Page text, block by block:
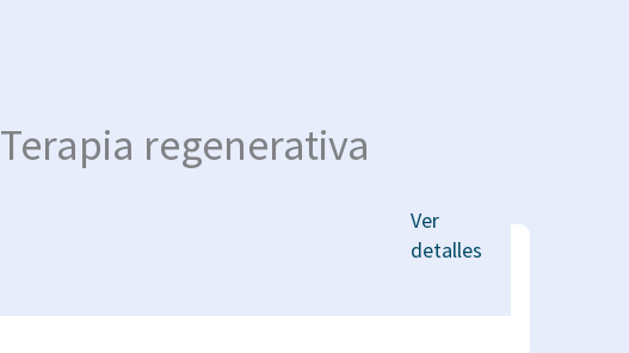
Terapia regenerativa
Ver
detalles